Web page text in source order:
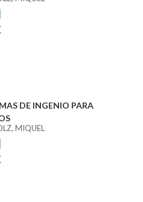
DE INGENIO PARA
MIQUEL